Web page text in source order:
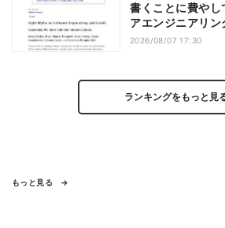
書くことに費や
アエンジニアリ
神話への賛否
2026/08/07 17:30
ランキングをもっと見
もっと見る